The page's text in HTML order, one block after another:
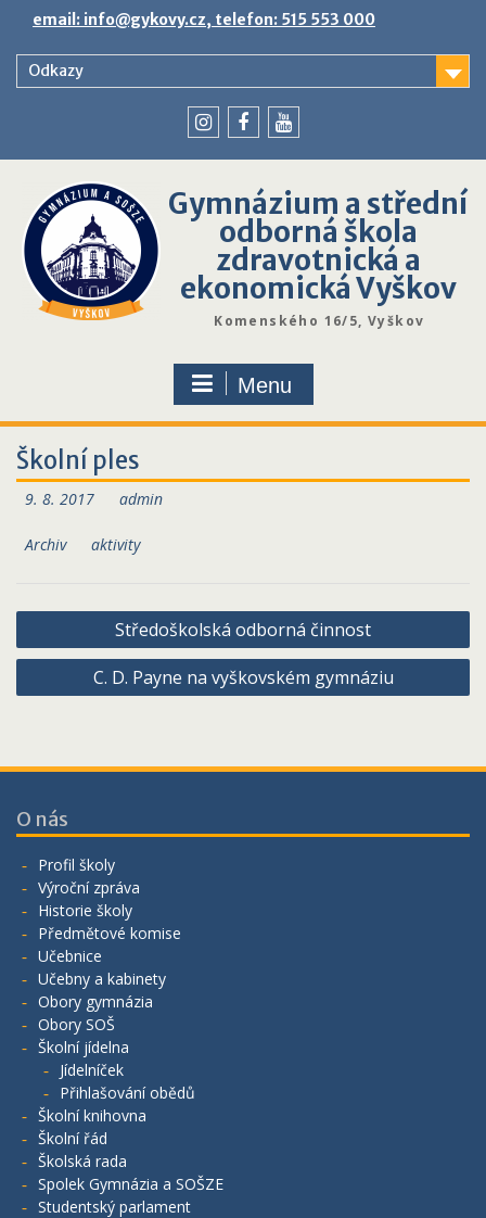
content
email: info@gykovy.cz, telefon: 515 553 000
Odkazy
Gymnázium a střední
odborná škola
zdravotnická a
ekonomická Vyškov
Komenského 16/5, Vyškov
Menu
Školní ples
9. 8. 2017 admin
Archiv aktivity
Navigace
pro
příspěvek
Středoškolská odborná činnost
C. D. Payne na vyškovském gymnáziu
O nás
Profil školy
Výroční zpráva
Historie školy
Předmětové komise
Učebnice
Učebny a kabinety
Obory gymnázia
Obory SOŠ
Školní jídelna
Jídelníček
Přihlašování obědů
Školní knihovna
Školní řád
Školská rada
Spolek Gymnázia a SOŠZE
Studentský parlament